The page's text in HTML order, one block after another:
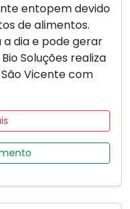
entopem devido
de alimentos.
a dia e pode gerar
Soluções realiza
Vicente com